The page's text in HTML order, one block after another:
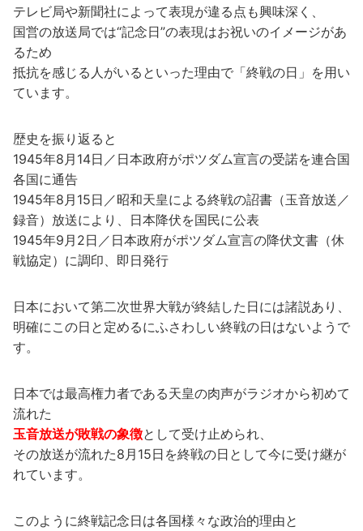
テレビ局や新聞社によって表現が違る点も興味深く、
国営の放送局では“記念日”の表現はお祝いのイメージがあ
るため
抵抗を感じる人がいるといった理由で「終戦の日」を用い
ています。
歴史を振り返ると
1945年8月14日／日本政府がポツダム宣言の受諾を連合国
各国に通告
1945年8月15日／昭和天皇による終戦の詔書（玉音放送／
録音）放送により、日本降伏を国民に公表
1945年9月2日／日本政府がポツダム宣言の降伏文書（休
戦協定）に調印、即日発行
日本において第二次世界大戦が終結した日には諸説あり、
明確にこの日と定めるにふさわしい終戦の日はないようで
す。
日本では最高権力者である天皇の肉声がラジオから初めて
流れた
玉音放送が敗戦の象徴として受け止められ、
その放送が流れた8月15日を終戦の日として今に受け継が
れています。
このように終戦記念日は各国様々な政治的理由と